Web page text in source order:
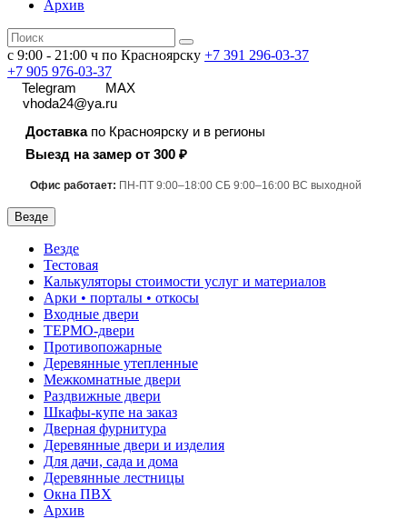
Архив
с 9:00 - 21:00 ч по Красноярску +7 391 296-03-37
+7 905 976-03-37
Telegram
MAX
vhoda24@ya.ru
Доставкапо Красноярску и в регионы
Выезд на замер от 300 ₽
Офис работает: ПН-ПТ 9:00–18:00 СБ 9:00–16:00 ВС выходной
Везде
Везде
Тестовая
Калькуляторы стоимости услуг и материалов
Арки • порталы • откосы
Входные двери
ТЕРМО-двери
Противопожарные
Деревянные утепленные
Межкомнатные двери
Раздвижные двери
Шкафы-купе на заказ
Дверная фурнитура
Деревянные двери и изделия
Для дачи, сада и дома
Деревянные лестницы
Окна ПВХ
Архив